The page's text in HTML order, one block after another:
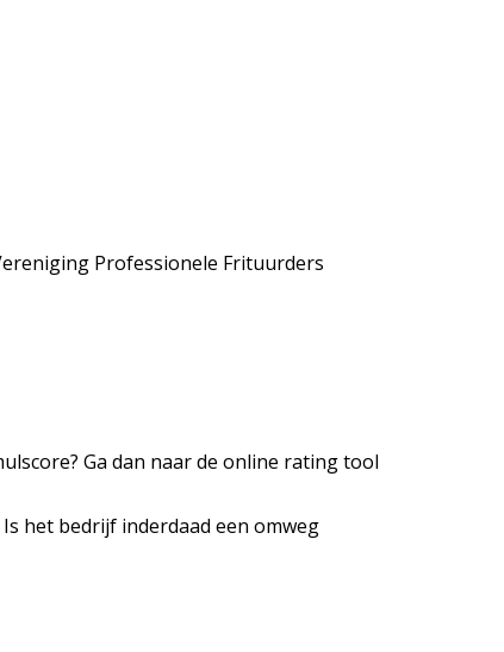
Professionele Frituurders
Ga dan naar de online rating tool
het bedrijf inderdaad een omweg